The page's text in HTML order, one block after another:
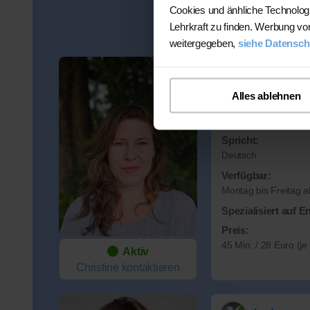
Cookies und änhliche
Lehrkraft zu finden. Werbung
weitergegeben, siehe
Alles ablehnen
Preis:
45 Min. / 27 Euro (je
Aktiv
Christine kontaktieren
Spricht:
Deutsch
Verfügbar:
Montag bis Freitag
Spezialisiert auf
Preis:
45 Min. / 28 Euro (je